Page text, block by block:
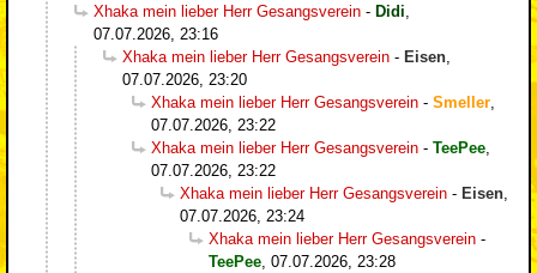
Xhaka mein lieber Herr Gesangsverein - Didi
07.07.2026, 23:16
Xhaka mein lieber Herr Gesangsverein - Eisen
07.07.2026, 23:20
Xhaka mein lieber Herr Gesangsverein - Smeller
07.07.2026, 23:22
Xhaka mein lieber Herr Gesangsverein - TeePee
07.07.2026, 23:22
Xhaka mein lieber Herr Gesangsverein - Eisen
07.07.2026, 23:24
Xhaka mein lieber Herr Gesangsverein -
TeePee 07.07.2026, 23:28